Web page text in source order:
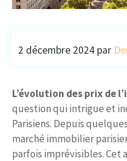
2 décembre 2024 par
L’évolution des prix de
question qui intrigue et
Parisiens. Depuis
marché immobilier
parfois imprévisibles.